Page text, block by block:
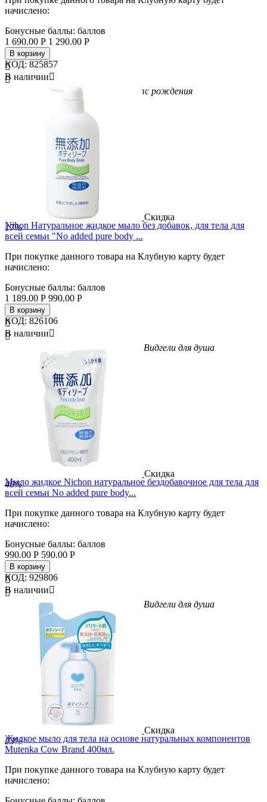
начислено:
Бонусные баллы: баллов
1 690.00 Р 1 290.00 Р
В корзину


Вид мыло-пена Возрастс рождения
КОД: 825857
В наличии
Скидка
17%
Nihon Натуральное жидкое мыло без добавок, для тела для
всей семьи "No added pure body ...
При покупке данного товара на Клубную карту будет
начислено:
Бонусные баллы: баллов
1 189.00 Р 990.00 Р
В корзину


Видгели для душа
КОД: 826106
В наличии
Скидка
40%
Мыло жидкое Nichon натуральное бездобавочное для тела для
всей семьи No added pure body...
При покупке данного товара на Клубную карту будет
начислено:
Бонусные баллы: баллов
990.00 Р 590.00 Р
В корзину


Nihon Видгели для душа
КОД: 929806
В наличии
Скидка
23%
Жидкое мыло для тела на основе натуральных компонентов
Mutenka Cow Brand 400мл.
При покупке данного товара на Клубную карту будет
начислено: